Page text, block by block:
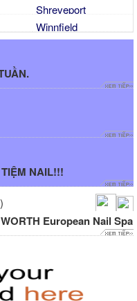
Shreveport
Winnfield
NAIL!!!
European Nail Spa